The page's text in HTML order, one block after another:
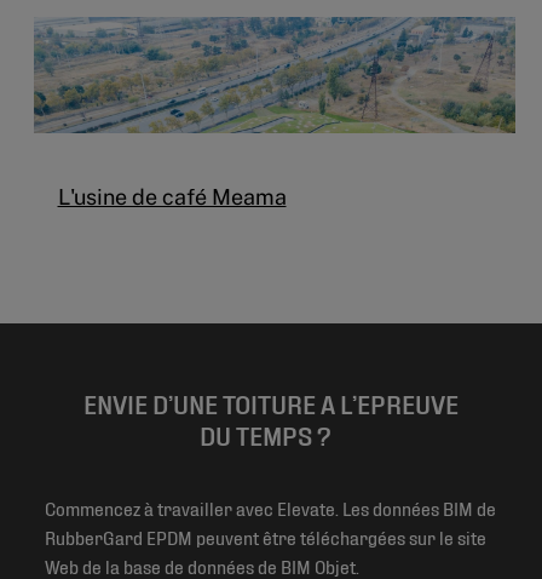
L'usine de café Meama
ENVIE D’UNE TOITURE A L’EPREUVE
DU TEMPS ?
Commencez à travailler avec Elevate. Les données BIM de
RubberGard EPDM peuvent être téléchargées sur le site
Web de la base de données de BIM Objet.